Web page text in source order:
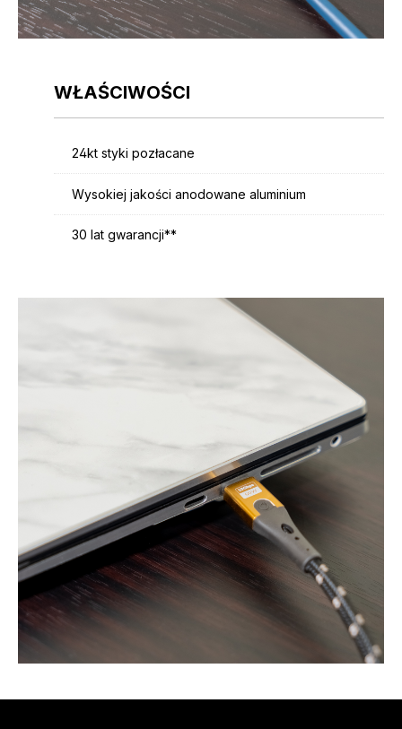
WŁAŚCIWOŚCI
24kt styki pozłacane
Wysokiej jakości anodowane aluminium
30 lat gwarancji**